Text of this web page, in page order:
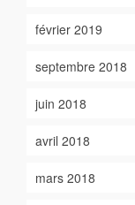
février 2019
septembre 2018
juin 2018
avril 2018
mars 2018